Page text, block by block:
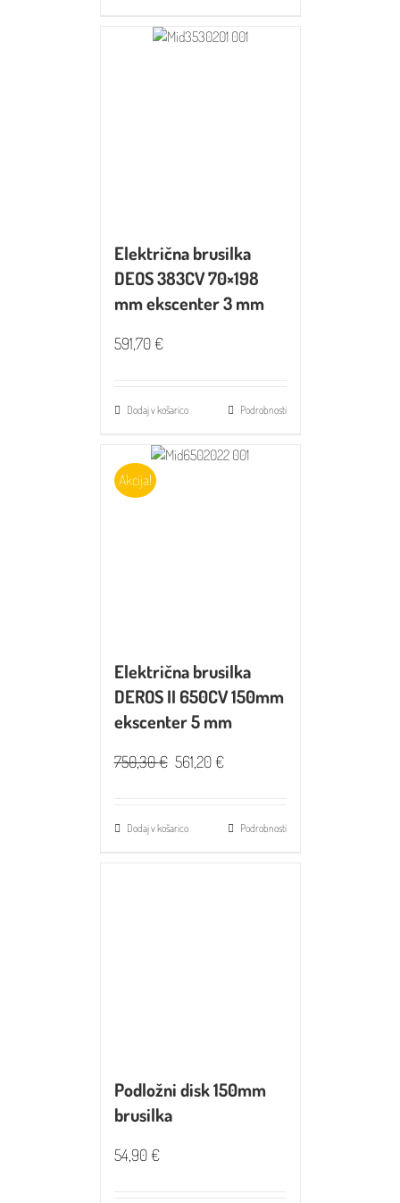
Električna brusilka
DEOS 383CV 70×198
mm ekscenter 3 mm
591,70€
Dodaj v košarico Podrobnosti
Akcija!
Električna brusilka
DEROS II 650CV 150mm
ekscenter 5 mm
750,30€ 561,20€
Dodaj v košarico Podrobnosti
Podložni disk 150mm
brusilka
54,90€